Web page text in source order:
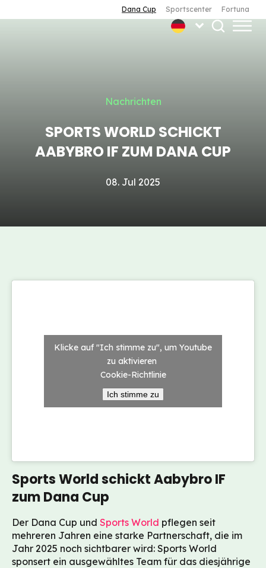
Dana Cup Sportscenter Fortuna
Nachrichten
SPORTS WORLD SCHICKT
AABYBRO IF ZUM DANA CUP
08. Jul 2025
Klicke auf "Ich stimme zu", um Youtube
zu aktivieren
Cookie-Richtlinie
Ich stimme zu
Sports World schickt Aabybro IF
zum Dana Cup
Der Dana Cup und Sports World pflegen seit
mehreren Jahren eine starke Partnerschaft, die im
Jahr 2025 noch sichtbarer wird: Sports World
sponsert ein ausgewähltes Team für das diesjährige